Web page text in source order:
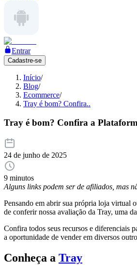
Entrar
Cadastre-se
Início/
Blog/
Ecommerce/
Tray é bom? Confira..
Tray é bom? Confira a
24 de junho de 2025
9 minutos
Alguns links podem ser de afiliados, mas
Pensando em abrir sua própria loja virtual
de conferir nossa avaliação da Tray, uma
Confira todos seus recursos e diferenciais
a oportunidade de vender em diversos
Conheça a Tray